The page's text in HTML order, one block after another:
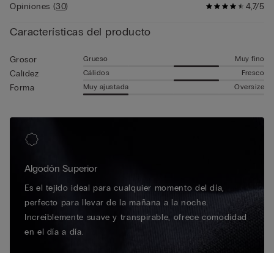
imperceptibles bajo la ropa y el cuello de pico que la vuelve4,7/5
Opiniones (30)
Características del producto
Grosor Grueso Muy fino
Calidez Cálidos Fresco
Forma Muy ajustada Oversize
Algodón Superior
Es el tejido ideal para cualquier momento del día,
perfecto para llevar de la mañana a la noche.
Increíblemente suave y transpirable, ofrece comodidad
en el día a día.